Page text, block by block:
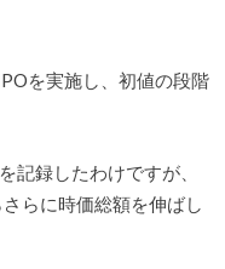
を実施し、初値の段階
記録したわけですが、
らに時価総額を伸ばし